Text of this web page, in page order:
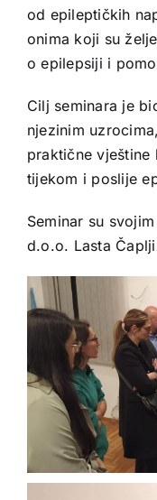
od epileptičkih
onima koji su
o epilepsiji i
Cilj seminara je
njezinim
praktične
tijekom i poslije
Seminar su
d.o.o. Lasta